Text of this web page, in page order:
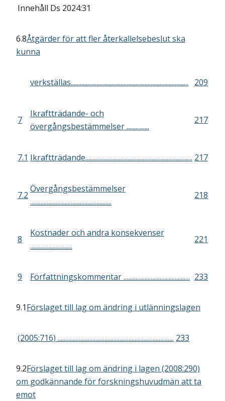
Innehåll Ds 2024:31
6.8Åtgärder för att fler återkallelsebeslut ska
kunna
verkställas.............................................................................. 209
7
Ikraftträdande- och
övergångsbestämmelser ...............
217
7.1 Ikraftträdande....................................................................... 217
7.2
Övergångsbestämmelser
......................................................
218
8
Kostnader och andra konsekvenser
............................
221
9 Författningskommentar ............................................ 233
9.1Förslaget till lag om ändring i utlänningslagen
(2005:716) ............................................................................. 233
9.2Förslaget till lag om ändring i lagen (2008:290)
om godkännande för forskningshuvudmän att ta
emot